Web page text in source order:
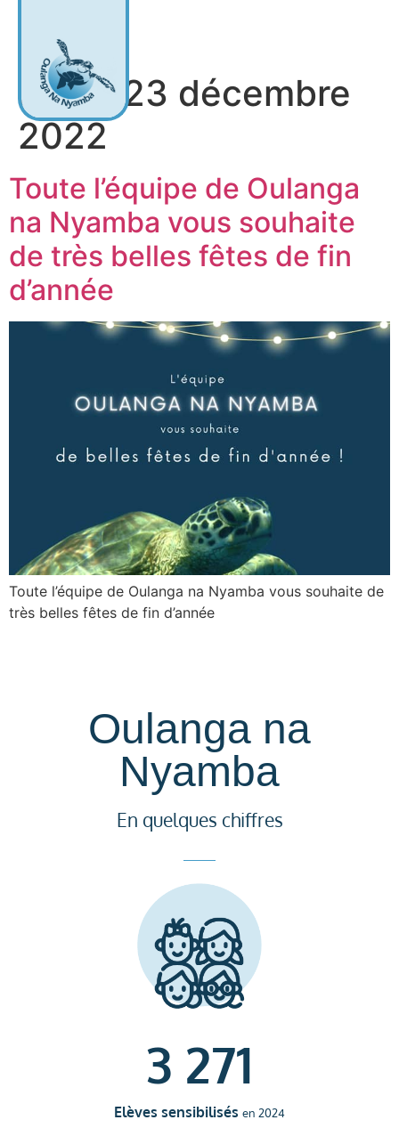
Jour : 23 décembre
2022
Toute l’équipe de Oulanga
na Nyamba vous souhaite
de très belles fêtes de fin
d’année
Toute l’équipe de Oulanga na Nyamba vous souhaite de
très belles fêtes de fin d’année
Oulanga na
Nyamba
En quelques chiffres
Elèves sensibilisés en 2024
3 271